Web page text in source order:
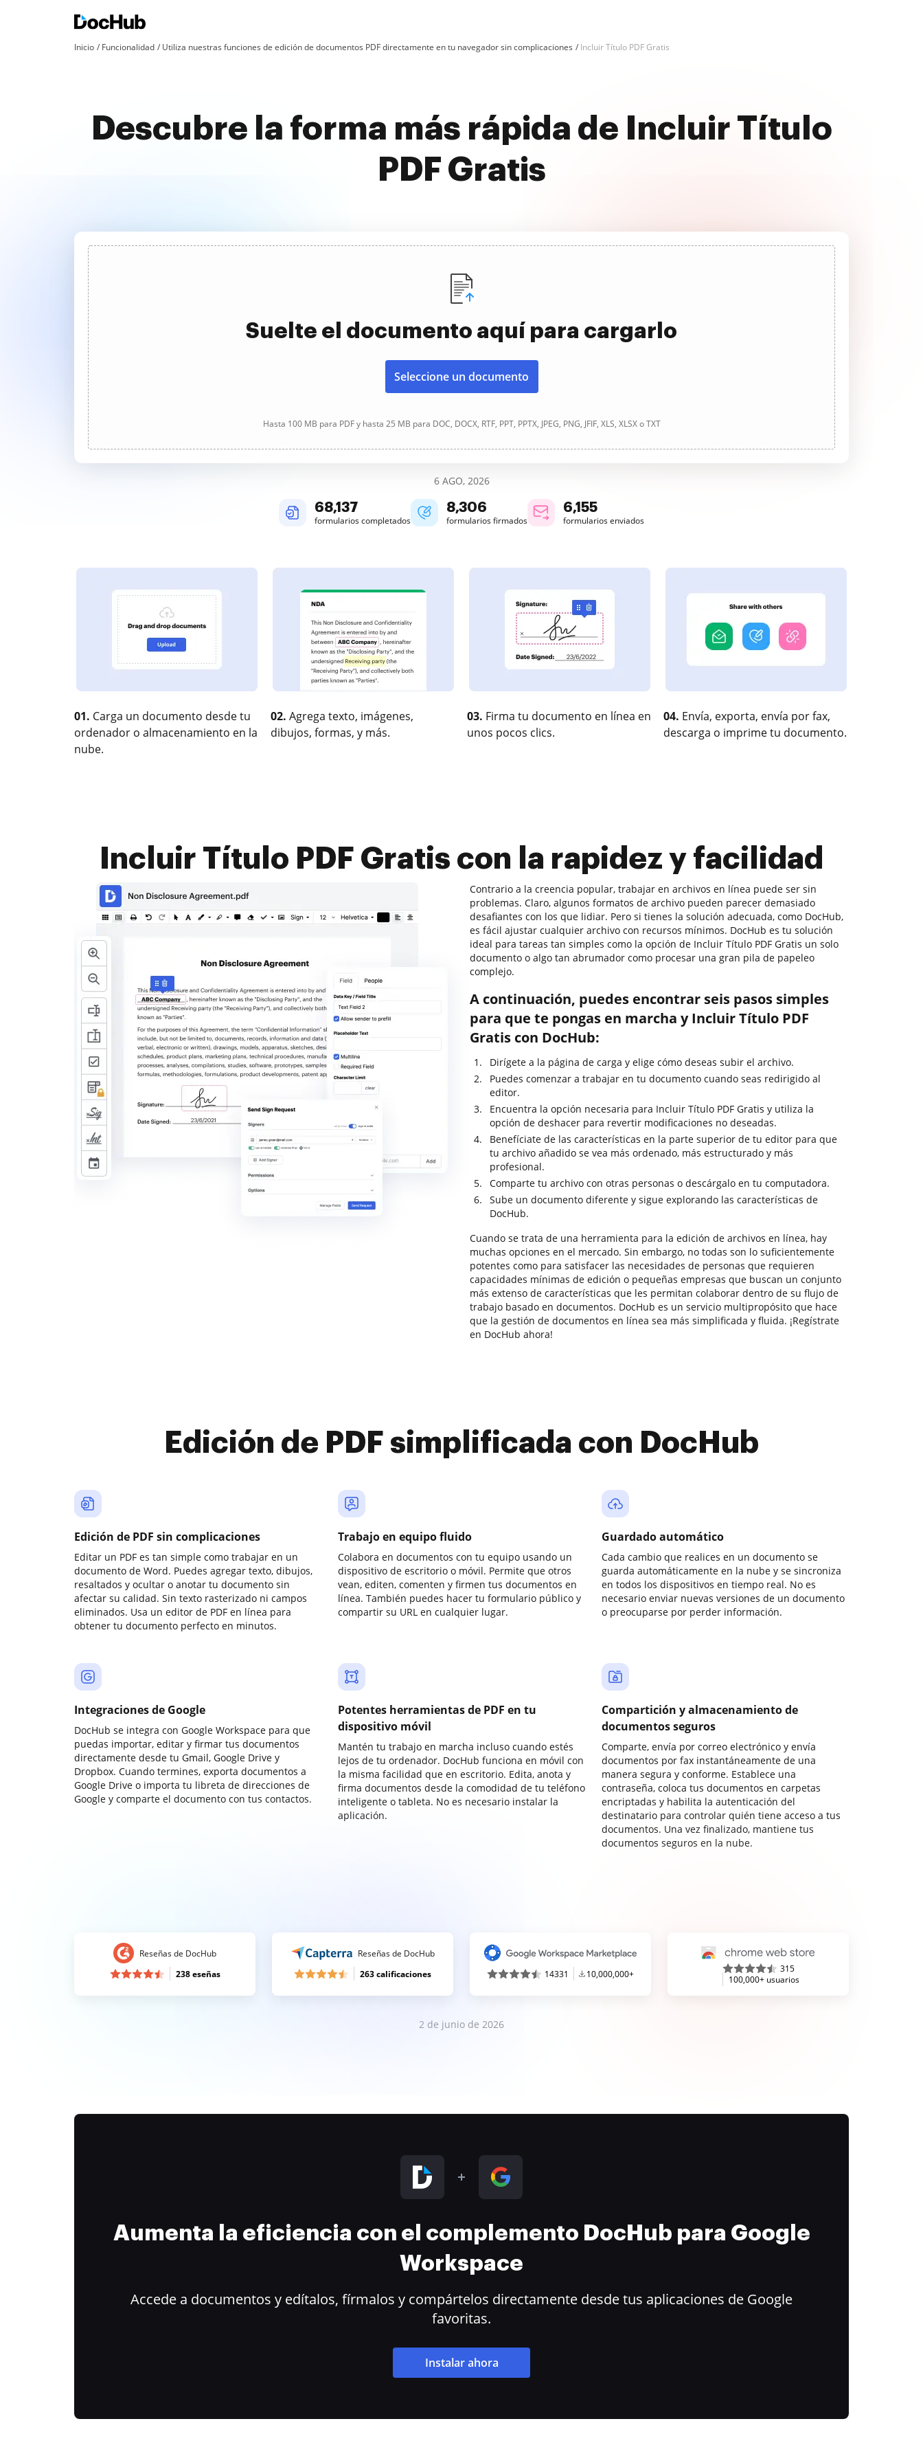
Inicio Funcionalidad Utiliza nuestras funciones de edición de documentos PDF directamente en tu navegador sin complicaciones Incluir Título PDF Gratis
Descubre la forma más rápida de Incluir Título
PDF Gratis
Suelte el documento aquí para cargarlo
Seleccione un documento
Hasta 100 MB para PDF y hasta 25 MB para DOC, DOCX, RTF, PPT, PPTX, JPEG, PNG, JFIF, XLS, XLSX o TXT
6 AGO, 2026
68,137
formularios completados
8,307
formularios firmados
6,155
formularios enviados
01. Carga un documento desde tu
ordenador o almacenamiento en la
nube.
02. Agrega texto, imágenes,
dibujos, formas, y más.
03. Firma tu documento en línea en
unos pocos clics.
04. Envía, exporta, envía por fax,
descarga o imprime tu documento.
Incluir Título PDF Gratis con la rapidez y facilidad
Contrario a la creencia popular, trabajar en archivos en línea puede ser sin
problemas. Claro, algunos formatos de archivo pueden parecer demasiado
desafiantes con los que lidiar. Pero si tienes la solución adecuada, como DocHub,
es fácil ajustar cualquier archivo con recursos mínimos. DocHub es tu solución
ideal para tareas tan simples como la opción de Incluir Título PDF Gratis un solo
documento o algo tan abrumador como procesar una gran pila de papeleo
complejo.
A continuación, puedes encontrar seis pasos simples
para que te pongas en marcha y Incluir Título PDF
Gratis con DocHub:
Dirígete a la página de carga y elige cómo deseas subir el archivo.
Puedes comenzar a trabajar en tu documento cuando seas redirigido al
editor.
Encuentra la opción necesaria para Incluir Título PDF Gratis y utiliza la
opción de deshacer para revertir modificaciones no deseadas.
Benefíciate de las características en la parte superior de tu editor para que
tu archivo añadido se vea más ordenado, más estructurado y más
profesional.
Comparte tu archivo con otras personas o descárgalo en tu computadora.
Sube un documento diferente y sigue explorando las características de
DocHub.
Cuando se trata de una herramienta para la edición de archivos en línea, hay
muchas opciones en el mercado. Sin embargo, no todas son lo suficientemente
potentes como para satisfacer las necesidades de personas que requieren
capacidades mínimas de edición o pequeñas empresas que buscan un conjunto
más extenso de características que les permitan colaborar dentro de su flujo de
trabajo basado en documentos. DocHub es un servicio multipropósito que hace
que la gestión de documentos en línea sea más simplificada y fluida. ¡Regístrate
en DocHub ahora!
Edición de PDF simplificada con DocHub
Edición de PDF sin complicaciones
Editar un PDF es tan simple como trabajar en un
documento de Word. Puedes agregar texto, dibujos,
resaltados y ocultar o anotar tu documento sin
afectar su calidad. Sin texto rasterizado ni campos
eliminados. Usa un editor de PDF en línea para
obtener tu documento perfecto en minutos.
Trabajo en equipo fluido
Colabora en documentos con tu equipo usando un
dispositivo de escritorio o móvil. Permite que otros
vean, editen, comenten y firmen tus documentos en
línea. También puedes hacer tu formulario público y
compartir su URL en cualquier lugar.
Guardado automático
Cada cambio que realices en un documento se
guarda automáticamente en la nube y se sincroniza
en todos los dispositivos en tiempo real. No es
necesario enviar nuevas versiones de un documento
o preocuparse por perder información.
Integraciones de Google
DocHub se integra con Google Workspace para que
puedas importar, editar y firmar tus documentos
directamente desde tu Gmail, Google Drive y
Dropbox. Cuando termines, exporta documentos a
Google Drive o importa tu libreta de direcciones de
Google y comparte el documento con tus contactos.
Potentes herramientas de PDF en tu
dispositivo móvil
Mantén tu trabajo en marcha incluso cuando estés
lejos de tu ordenador. DocHub funciona en móvil con
la misma facilidad que en escritorio. Edita, anota y
firma documentos desde la comodidad de tu teléfono
inteligente o tableta. No es necesario instalar la
aplicación.
Compartición y almacenamiento de
documentos seguros
Comparte, envía por correo electrónico y envía
documentos por fax instantáneamente de una
manera segura y conforme. Establece una
contraseña, coloca tus documentos en carpetas
encriptadas y habilita la autenticación del
destinatario para controlar quién tiene acceso a tus
documentos. Una vez finalizado, mantiene tus
documentos seguros en la nube.
Reseñas de DocHub
238 eseñas
Reseñas de DocHub
263 calificaciones
14331 10,000,000+
315
100,000+ usuarios
2 de junio de 2026
Aumenta la eficiencia con el complemento DocHub para Google
Workspace
Accede a documentos y edítalos, fírmalos y compártelos directamente desde tus aplicaciones de Google
favoritas.
Instalar ahora